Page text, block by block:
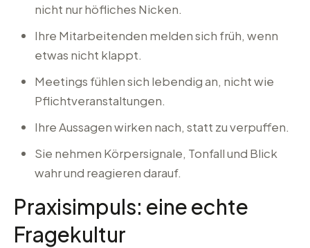
nicht nur höfliches Nicken.
Ihre Mitarbeitenden melden sich früh, wenn
etwas nicht klappt.
Meetings fühlen sich lebendig an, nicht wie
Pflichtveranstaltungen.
Ihre Aussagen wirken nach, statt zu verpuffen.
Sie nehmen Körpersignale, Tonfall und Blick
wahr und reagieren darauf.
Praxisimpuls: eine echte
Fragekultur